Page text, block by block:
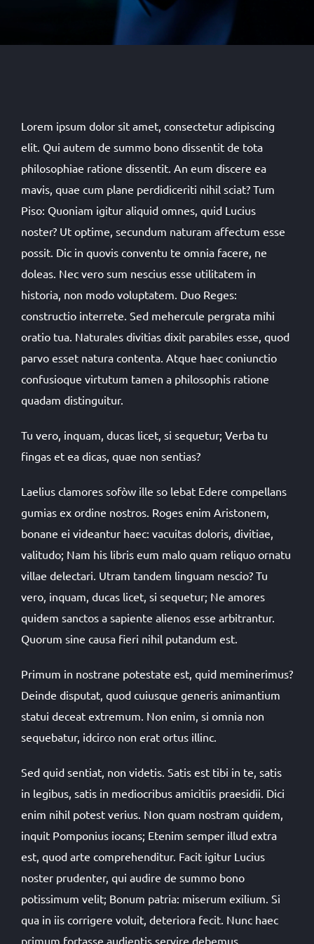
Lorem ipsum dolor sit amet, consectetur adipiscing
elit. Qui autem de summo bono dissentit de tota
philosophiae ratione dissentit. An eum discere ea
mavis, quae cum plane perdidiceriti nihil sciat? Tum
Piso: Quoniam igitur aliquid omnes, quid Lucius
noster? Ut optime, secundum naturam affectum esse
possit. Dic in quovis conventu te omnia facere, ne
doleas. Nec vero sum nescius esse utilitatem in
historia, non modo voluptatem. Duo Reges:
constructio interrete. Sed mehercule pergrata mihi
oratio tua. Naturales divitias dixit parabiles esse, quod
parvo esset natura contenta. Atque haec coniunctio
confusioque virtutum tamen a philosophis ratione
quadam distinguitur.
Tu vero, inquam, ducas licet, si sequetur; Verba tu
fingas et ea dicas, quae non sentias?
Laelius clamores sofòw ille so lebat Edere compellans
gumias ex ordine nostros. Roges enim Aristonem,
bonane ei videantur haec: vacuitas doloris, divitiae,
valitudo; Nam his libris eum malo quam reliquo ornatu
villae delectari. Utram tandem linguam nescio? Tu
vero, inquam, ducas licet, si sequetur; Ne amores
quidem sanctos a sapiente alienos esse arbitrantur.
Quorum sine causa fieri nihil putandum est.
Primum in nostrane potestate est, quid meminerimus?
Deinde disputat, quod cuiusque generis animantium
statui deceat extremum. Non enim, si omnia non
sequebatur, idcirco non erat ortus illinc.
Sed quid sentiat, non videtis. Satis est tibi in te, satis
in legibus, satis in mediocribus amicitiis praesidii. Dici
enim nihil potest verius. Non quam nostram quidem,
inquit Pomponius iocans; Etenim semper illud extra
est, quod arte comprehenditur. Facit igitur Lucius
noster prudenter, qui audire de summo bono
potissimum velit; Bonum patria: miserum exilium. Si
qua in iis corrigere voluit, deteriora fecit. Nunc haec
primum fortasse audientis servire debemus.